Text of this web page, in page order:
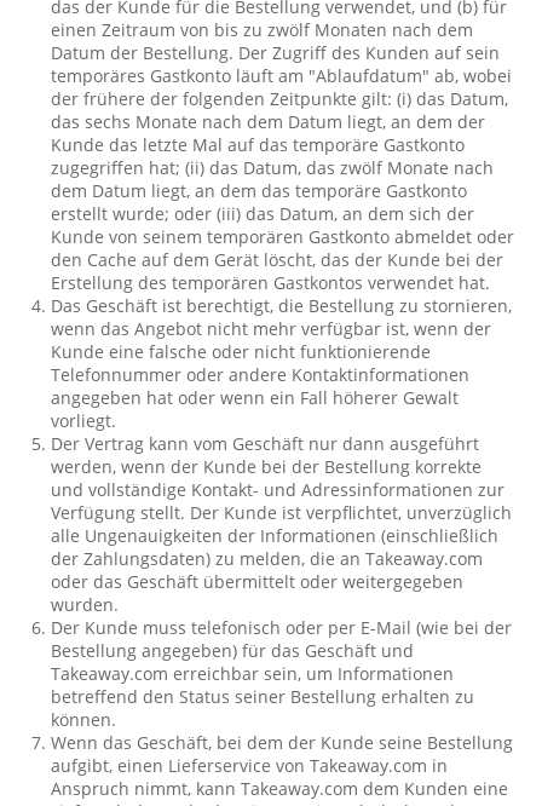
das der Kunde für die Bestellung verwendet, und (b) für
einen Zeitraum von bis zu zwölf Monaten nach dem
Datum der Bestellung. Der Zugriff des Kunden auf sein
temporäres Gastkonto läuft am "Ablaufdatum" ab, wobei
der frühere der folgenden Zeitpunkte gilt: (i) das Datum,
das sechs Monate nach dem Datum liegt, an dem der
Kunde das letzte Mal auf das temporäre Gastkonto
zugegriffen hat; (ii) das Datum, das zwölf Monate nach
dem Datum liegt, an dem das temporäre Gastkonto
erstellt wurde; oder (iii) das Datum, an dem sich der
Kunde von seinem temporären Gastkonto abmeldet oder
den Cache auf dem Gerät löscht, das der Kunde bei der
Erstellung des temporären Gastkontos verwendet hat.
Das Geschäft ist berechtigt, die Bestellung zu stornieren,
wenn das Angebot nicht mehr verfügbar ist, wenn der
Kunde eine falsche oder nicht funktionierende
Telefonnummer oder andere Kontaktinformationen
angegeben hat oder wenn ein Fall höherer Gewalt
vorliegt.
Der Vertrag kann vom Geschäft nur dann ausgeführt
werden, wenn der Kunde bei der Bestellung korrekte
und vollständige Kontakt- und Adressinformationen zur
Verfügung stellt. Der Kunde ist verpflichtet, unverzüglich
alle Ungenauigkeiten der Informationen (einschließlich
der Zahlungsdaten) zu melden, die an Takeaway.com
oder das Geschäft übermittelt oder weitergegeben
wurden.
Der Kunde muss telefonisch oder per E-Mail (wie bei der
Bestellung angegeben) für das Geschäft und
Takeaway.com erreichbar sein, um Informationen
betreffend den Status seiner Bestellung erhalten zu
können.
Wenn das Geschäft, bei dem der Kunde seine Bestellung
aufgibt, einen Lieferservice von Takeaway.com in
Anspruch nimmt, kann Takeaway.com dem Kunden eine